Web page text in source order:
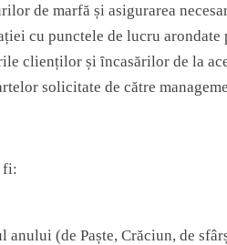
de marfă și asigurarea
cu punctele de lucru
clienților și ȋncasărilor de la
solicitate de către
fi:
anului (de Paște, Crăciun, de